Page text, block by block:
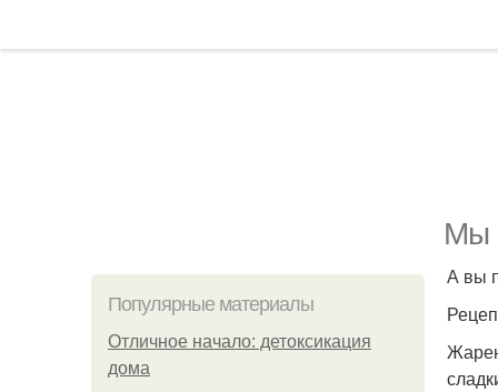
Мы
Популярные материалы
Отличное начало: детоксикация
дома
А вы